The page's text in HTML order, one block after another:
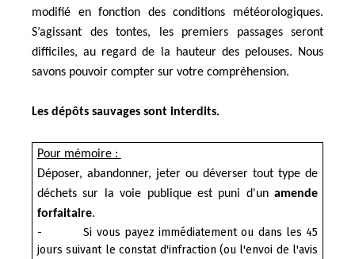
modifié en fonction des conditions météorologiques.
S’agissant des tontes, les premiers passages seront
difficiles, au regard de la hauteur des pelouses. Nous
savons pouvoir compter sur votre compréhension.
Les dépôts sauvages sont interdits.
Pour mémoire :
Déposer, abandonner, jeter ou déverser tout type de
déchets sur la voie publique est puni d'unamende
forfaitaire.
-
Si vous payez immédiatement ou dans les 45
jours suivant le constat d'infraction (ou l'envoi de l'avis